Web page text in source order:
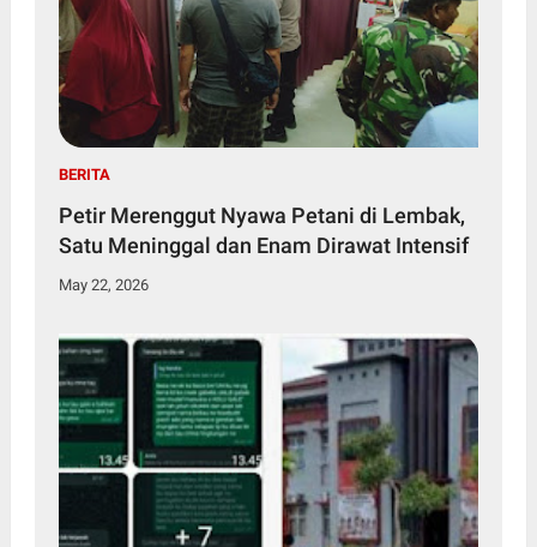
BERITA
Petir Merenggut Nyawa Petani di Lembak,
Satu Meninggal dan Enam Dirawat Intensif
May 22, 2026